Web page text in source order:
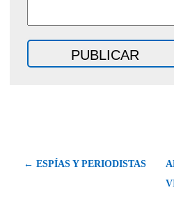
← ESPÍAS Y PERIODISTAS